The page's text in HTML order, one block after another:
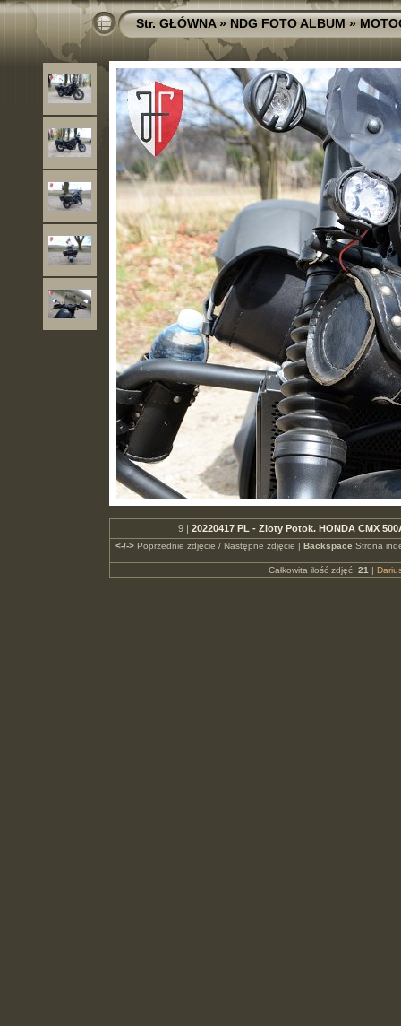
Str. GŁÓWNA»NDG FOTO ALBUM»
9 | 20220417 PL - Zloty Potok. HONDA CMX
<-/->Poprzednie zdjęcie / Następne zdjęcie | Backspace Strona
Całkowita ilość zdjęć: 21 |